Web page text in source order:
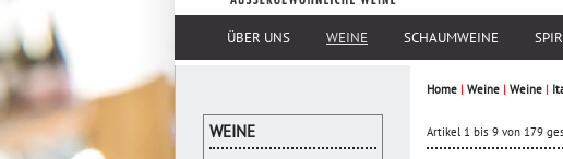
ÜBER UNS WEINE SCHAUMWEINE
Home | Weine | Weine |
Artikel 1 bis 9 von 179
WEINE